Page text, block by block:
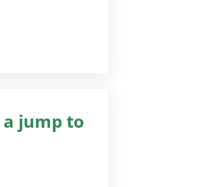
a jump to